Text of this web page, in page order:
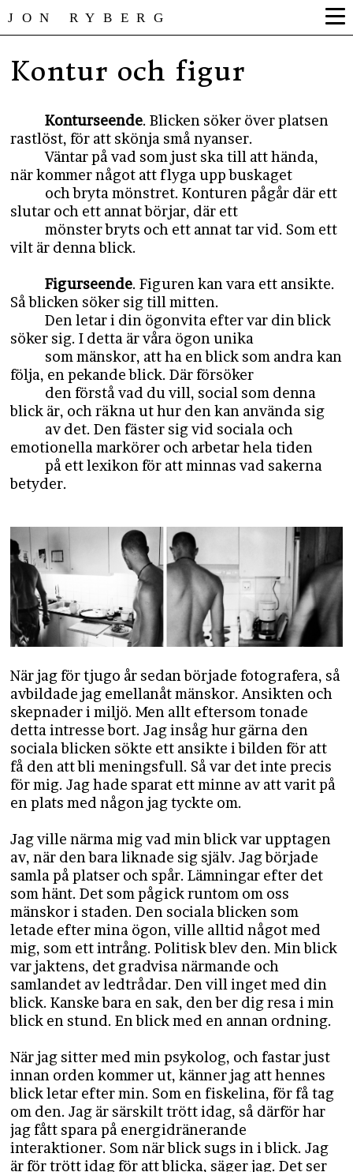
JON RYBERG
Kontur och figur
Konturseende. Blicken söker över platsen
rastlöst, för att skönja små nyanser.
Väntar på vad som just ska till att hända,
när kommer något att flyga upp buskaget
och bryta mönstret. Konturen pågår där ett
slutar och ett annat börjar, där ett
mönster bryts och ett annat tar vid. Som ett
vilt är denna blick.
Figurseende. Figuren kan vara ett ansikte.
Så blicken söker sig till mitten.
Den letar i din ögonvita efter var din blick
söker sig. I detta är våra ögon unika
som mänskor, att ha en blick som andra kan
följa, en pekande blick. Där försöker
den förstå vad du vill, social som denna
blick är, och räkna ut hur den kan använda sig
av det. Den fäster sig vid sociala och
emotionella markörer och arbetar hela tiden
​på ett lexikon för att minnas vad sakerna
betyder.
När jag för tjugo år sedan började fotografera, så
avbildade jag emellanåt mänskor. Ansikten och
skepnader i miljö. Men allt eftersom tonade
detta intresse bort. Jag insåg hur gärna den
sociala blicken sökte ett ansikte i bilden för att
få den att bli meningsfull. Så var det inte precis
för mig. Jag hade sparat ett minne av att varit på
en plats med någon jag tyckte om.
Jag ville närma mig vad min blick var upptagen
av, när den bara liknade sig själv. Jag började
samla på platser och spår. Lämningar efter det
som hänt. Det som pågick runtom om oss
mänskor i staden. Den sociala blicken som
letade efter mina ögon, ville alltid något med
mig, som ett intrång. Politisk blev den. Min blick
var jaktens, det gradvisa närmande och
samlandet av ledtrådar. Den vill inget med din
blick. Kanske bara en sak, den ber dig resa i min
blick en stund. En blick med en annan ordning.
När jag sitter med min psykolog, och fastar just
innan orden kommer ut, känner jag att hennes
blick letar efter min. Som en fiskelina, för få tag
om den. Jag är särskilt trött idag, så därför har
jag fått spara på energidränerande
interaktioner. Som när blick sugs in i blick. Jag
är för trött idag för att blicka, säger jag. Det ser